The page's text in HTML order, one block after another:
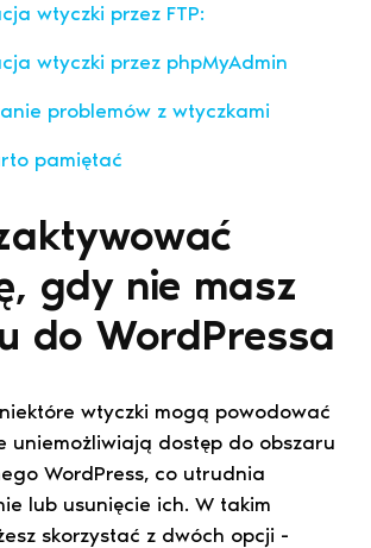
wtyczki przez FTP:
wtyczki przez phpMyAdmin
problemów z wtyczkami
pamiętać
gdy nie masz
do WordPressa
wtyczki mogą powodować
uniemożliwiają dostęp do obszaru
WordPress, co utrudnia
lub usunięcie ich. W takim
skorzystać z dwóch opcji -